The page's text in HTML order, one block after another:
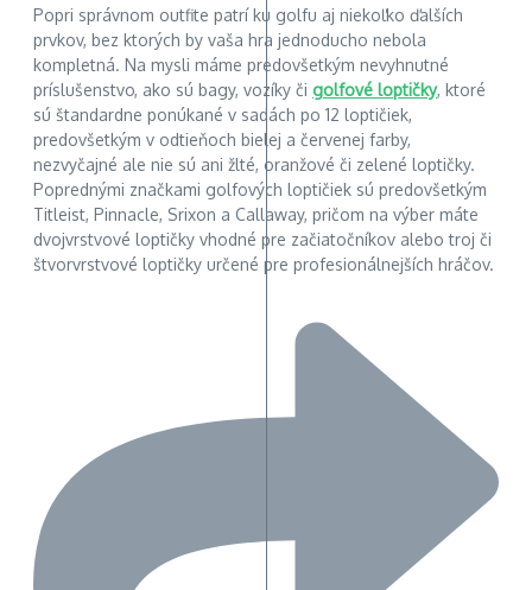
Popri správnom outfite patrí ku golfu aj niekoľko ďalších
prvkov, bez ktorých by vaša hra jednoducho nebola
kompletná. Na mysli máme predovšetkým nevyhnutné
príslušenstvo, ako sú bagy, vozíky či golfové loptičky, ktoré
sú štandardne ponúkané v sadách po 12 loptičiek,
predovšetkým v odtieňoch bielej a červenej farby,
nezvyčajné ale nie sú ani žlté, oranžové či zelené loptičky.
Poprednými značkami golfových loptičiek sú predovšetkým
Titleist, Pinnacle, Srixon a Callaway, pričom na výber máte
dvojvrstvové loptičky vhodné pre začiatočníkov alebo troj či
štvorvrstvové loptičky určené pre profesionálnejších hráčov.